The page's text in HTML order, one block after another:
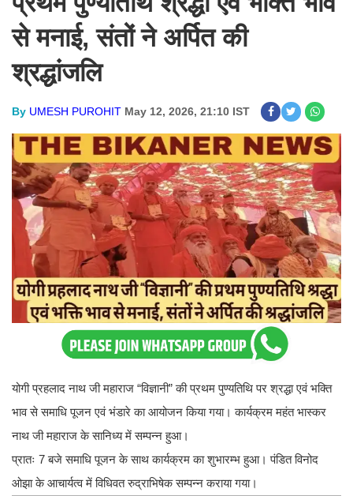
से मनाई, संतों ने अर्पित की
श्रद्धांजलि
By UMESH PUROHIT May 12, 2026, 21:10 IST
योगी प्रहलाद नाथ जी महाराज “विज्ञानी” की प्रथम पुण्यतिथि पर श्रद्धा एवं भक्ति
भाव से समाधि पूजन एवं भंडारे का आयोजन किया गया। कार्यक्रम महंत भास्कर
नाथ जी महाराज के सानिध्य में सम्पन्न हुआ।
प्रातः 7 बजे समाधि पूजन के साथ कार्यक्रम का शुभारम्भ हुआ। पंडित विनोद
ओझा के आचार्यत्व में विधिवत रुद्राभिषेक सम्पन्न कराया गया।